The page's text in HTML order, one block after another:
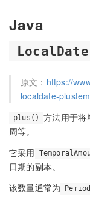
Java
原文： https://
localdate-
plus()
方法用于将
周等。
它采用
日期的副本。
该数量通常为
Period